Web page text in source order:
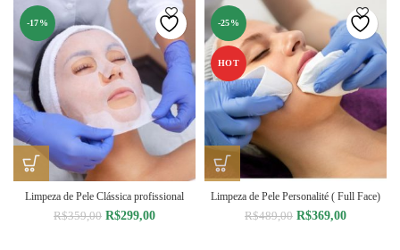
era:
R$280,00.
é:
R$189,00.
-17%
Limpeza de Pele Clássica profissional
R$359,00 O
R$299,00O
-25%
HOT
Limpeza de Pele Personalité ( Full Face)
R$489,00 O
R$369,00O